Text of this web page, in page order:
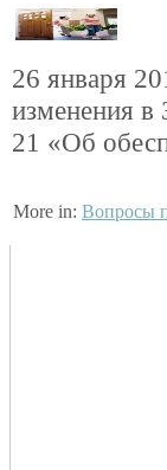
26 января
изменения
21 «Об
More in: Вопросы